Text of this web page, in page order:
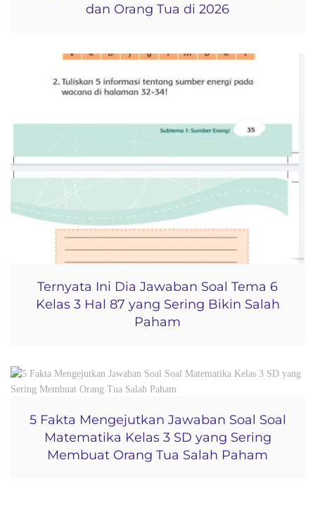
dan Orang Tua di 2026
Ternyata Ini Dia Jawaban Soal Tema 6
Kelas 3 Hal 87 yang Sering Bikin Salah
Paham
5 Fakta Mengejutkan Jawaban Soal Soal
Matematika Kelas 3 SD yang Sering
Membuat Orang Tua Salah Paham